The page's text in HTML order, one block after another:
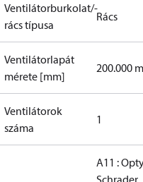
Ventilátorburkolat/-
rács típusa
Rács
Ventilátorlapát
mérete [mm]
200.000
Ventilátorok
száma
1
A11 :
Schrader